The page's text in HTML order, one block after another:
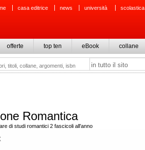
casa editrice news università scolastica
offerte top ten eBook collane
Romantica
di studi romantici 2 fascicoli all'anno